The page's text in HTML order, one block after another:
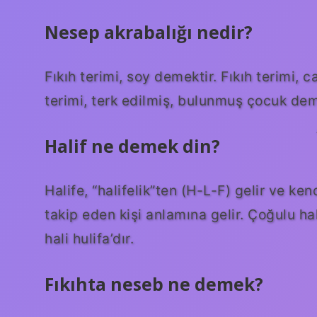
Nesep akrabalığı nedir?
Fıkıh terimi, soy demektir. Fıkıh terimi,
terimi, terk edilmiş, bulunmuş çocuk
Halif ne demek din?
Halife, “halifelik”ten (H-L-F) gelir ve
takip eden kişi anlamına gelir. Çoğulu
hali hulifa’dır.
Fıkıhta neseb ne demek?